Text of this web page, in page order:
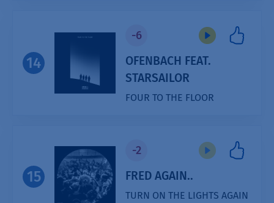
14
-6
OFENBACH FEAT.
STARSAILOR
FOUR TO THE FLOOR
15
-2
FRED AGAIN..
TURN ON THE LIGHTS AGAIN